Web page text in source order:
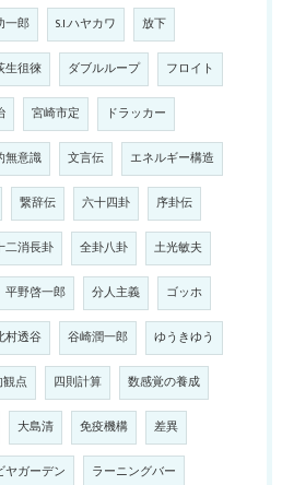
一郎 S.I.ハヤカワ 放下
生徂徠 ダブルループ フロイト
宮崎市定 ドラッカー
無意識 文言伝 エネルギー構造
繋辞伝 六十四卦 序卦伝
二消長卦 全卦八卦 土光敏夫
平野啓一郎 分人主義 ゴッホ
村透谷 谷崎潤一郎 ゆうきゆう
点 四則計算 数感覚の養成
大島清 免疫機構 差異
ヤガーデン ラーニングバー